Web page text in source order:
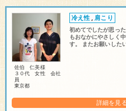
佐伯 仁美様
３０代 女性 会社
員
東京都
冷え性, 肩こり
初めてでしたが思っ
もおなかにやさしく
す。 またお願いした
詳細を見